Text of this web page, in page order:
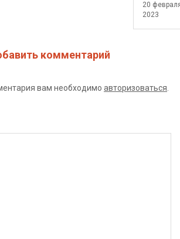
20
2023
комментарий
вам необходимо авторизоваться